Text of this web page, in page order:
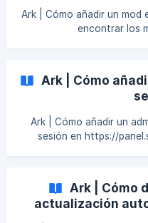
(https://
Ark | Cómo añadir un mod
encontrar los
del mod. Tienes que
https://
Ark | Cómo
Ark | Cómo añadir un
sesión en https://
Añade tu ID de Steam y
Ark | Cómo
actualización